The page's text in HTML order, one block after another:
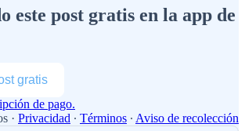
este post gratis en la app de
gratis
de pago.
· Privacidad ∙ Términos ∙ Aviso de recolección